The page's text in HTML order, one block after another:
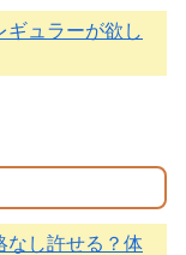
ギュラーが欲し
なし許せる？体